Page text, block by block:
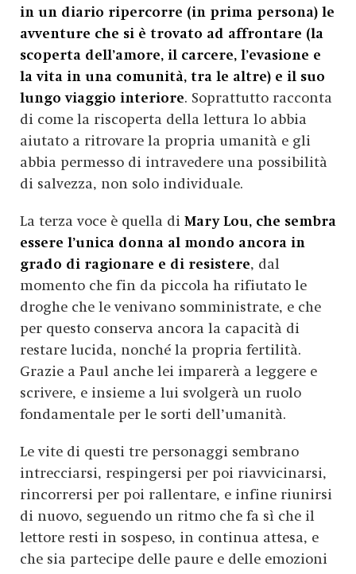
in un diario ripercorre (in prima persona) le
avventure che si è trovato ad affrontare (la
scoperta dell’amore, il carcere, l’evasione e
la vita in una comunità, tra le altre) e il suo
lungo viaggio interiore. Soprattutto racconta
di come la riscoperta della lettura lo abbia
aiutato a ritrovare la propria umanità e gli
abbia permesso di intravedere una possibilità
di salvezza, non solo individuale.
La terza voce è quella di Mary Lou, che sembra
essere l’unica donna al mondo ancora in
grado di ragionare e di resistere, dal
momento che fin da piccola ha rifiutato le
droghe che le venivano somministrate, e che
per questo conserva ancora la capacità di
restare lucida, nonché la propria fertilità.
Grazie a Paul anche lei imparerà a leggere e
scrivere, e insieme a lui svolgerà un ruolo
fondamentale per le sorti dell’umanità.
Le vite di questi tre personaggi sembrano
intrecciarsi, respingersi per poi riavvicinarsi,
rincorrersi per poi rallentare, e infine riunirsi
di nuovo, seguendo un ritmo che fa sì che il
lettore resti in sospeso, in continua attesa, e
che sia partecipe delle paure e delle emozioni